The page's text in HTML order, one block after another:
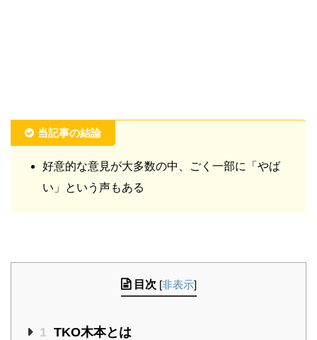
当記事の結論
好意的な意見が大多数の中、ごく一部に「やば
い」という声もある
目次 [非表示]
1 TKO木本とは